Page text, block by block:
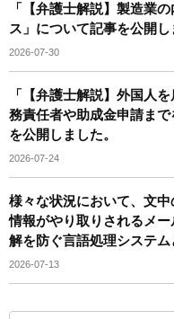
「【弁護士解説】製造業
ス」について記事を公開し
2026-07-30
「【弁護士解説】外国人
務責任者や助成金申請ま
を公開しました。
2026-07-24
様々な状況において、文
情報がやり取りされるメ
解を防ぐ言語処理システム
2026-07-13